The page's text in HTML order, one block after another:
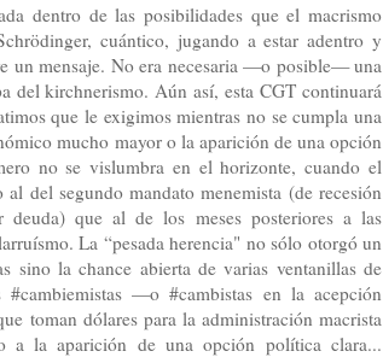
dentro de las posibilidades que el macrismo
cuántico, jugando a estar adentro y
un mensaje. No era necesaria —o posible— una
del kirchnerismo. Aún así, esta CGT continuará
que le exigimos mientras no se cumpla una
mucho mayor o la aparición de una opción
no se vislumbra en el horizonte, cuando el
del segundo mandato menemista (de recesión
deuda) que al de los meses posteriores a las
La “pesada herencia" no sólo otorgó un
sino la chance abierta de varias ventanillas de
#cambiemistas —o #cambistas en la acepción
toman dólares para la administración macrista
a la aparición de una opción política clara...